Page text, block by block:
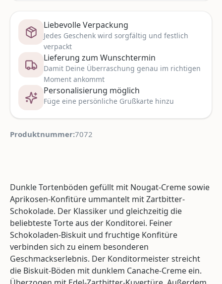
Liebevolle Verpackung
Jedes Geschenk wird sorgfältig und festlich
verpackt
Lieferung zum Wunschtermin
Damit Deine Überraschung genau im richtigen
Moment ankommt
Personalisierung möglich
Füge eine persönliche Grußkarte hinzu
Produktnummer:7072
Dunkle Tortenböden gefüllt mit Nougat-Creme sowie
Aprikosen-Konfitüre ummantelt mit Zartbitter-
Schokolade. Der Klassiker und gleichzeitig die
beliebteste Torte aus der Konditorei. Feiner
Schokoladen-Biskuit und fruchtige Konfitüre
verbinden sich zu einem besonderen
Geschmackserlebnis. Der Konditormeister streicht
die Biskuit-Böden mit dunklem Canache-Creme ein.